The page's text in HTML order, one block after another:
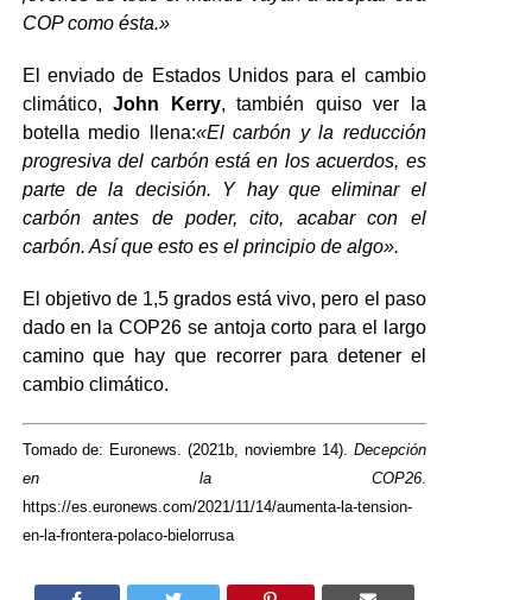
COP como ésta.»
El enviado de Estados Unidos para el cambio
climático,John Kerry, también quiso ver la
botella medio llena:«El carbón y la reducción
progresiva del carbón está en los acuerdos, es
parte de la decisión. Y hay que eliminar el
carbón antes de poder, cito, acabar con el
carbón. Así que esto es el principio de algo».
El objetivo de 1,5 grados está vivo, pero el paso
dado en la COP26 se antoja corto para el largo
camino que hay que recorrer para detener el
cambio climático.
Tomado de: Euronews. (2021b, noviembre 14). Decepción
en la COP26.
https://es.euronews.com/2021/11/14/aumenta-la-tension-
en-la-frontera-polaco-bielorrusa